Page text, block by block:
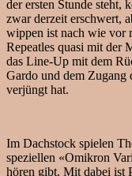
der ersten Stunde steht,
zwar derzeit erschwert,
wippen ist nach wie vor
Repeatles quasi mit der
das Line-Up mit dem
Gardo und dem Zugang
verjüngt hat.
Im Dachstock spielen
speziellen «Omikron
hören gibt. Mit dabei ist